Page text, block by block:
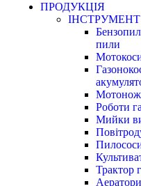
ПРОДУКЦІЯ
ІНСТРУМЕНТ
пили
Роботи
Мийки
Трактор